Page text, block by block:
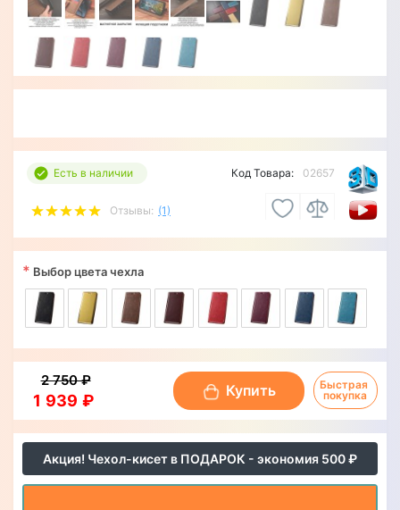
Есть в наличии
Отзывы: (1)
Код Товара: 02657
Акция! Чехол-кисет в ПОДАРОК - экономия 500 ₽
* Выбор цвета чехла
1 939 ₽
2 750 ₽
Купить
Быстрая
покупка